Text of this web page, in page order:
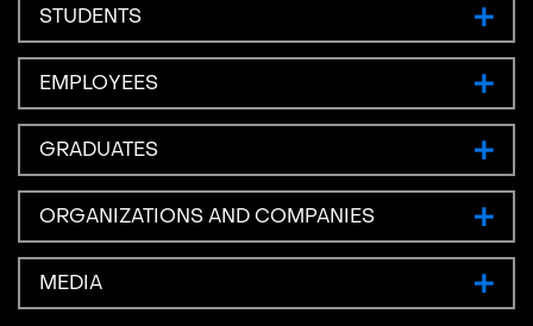
STUDENTS
EMPLOYEES
GRADUATES
ORGANIZATIONS AND COMPANIES
MEDIA